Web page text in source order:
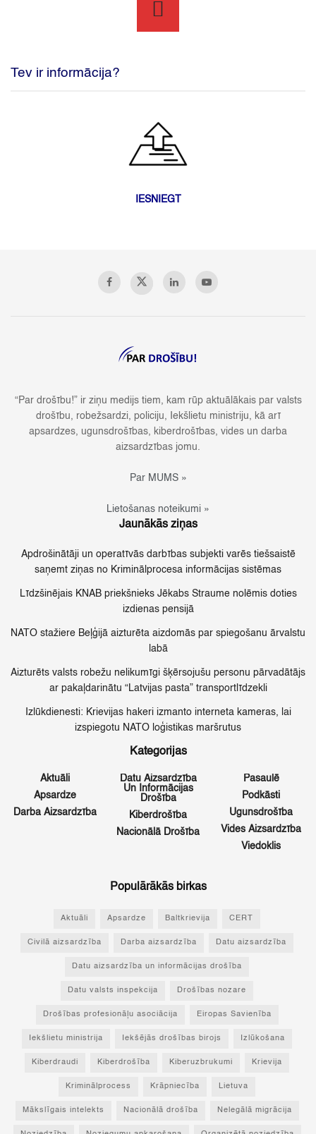
Tev ir informācija?
IESNIEGT
“Par drošību!” ir ziņu medijs tiem, kam rūp aktuālākais par valsts
drošību, robežsardzi, policiju, Iekšlietu ministriju, kā arī
apsardzes, ugunsdrošības, kiberdrošības, vides un darba
aizsardzības jomu.
Par MUMS »
Lietošanas noteikumi »
Jaunākās ziņas
Apdrošinātāji un operatīvās darbības subjekti varēs tiešsaistē
saņemt ziņas no Kriminālprocesa informācijas sistēmas
Līdzšinējais KNAB priekšnieks Jēkabs Straume nolēmis doties
izdienas pensijā
NATO stažiere Beļģijā aizturēta aizdomās par spiegošanu ārvalstu
labā
Aizturēts valsts robežu nelikumīgi šķērsojušu personu pārvadātājs
ar pakaļdarinātu “Latvijas pasta” transportlīdzekli
Izlūkdienesti: Krievijas hakeri izmanto interneta kameras, lai
izspiegotu NATO loģistikas maršrutus
Kategorijas
Aktuāli
Apsardze
Darba Aizsardzība
Datu Aizsardzība
Un Informācijas
Drošība
Kiberdrošība
Nacionālā Drošība
Pasaulē
Podkāsti
Ugunsdrošība
Vides Aizsardzība
Viedoklis
Populārākās birkas
Aktuāli Apsardze Baltkrievija CERT
Civilā aizsardzība Darba aizsardzība Datu aizsardzība
Datu aizsardzība un informācijas drošība
Datu valsts inspekcija Drošības nozare
Drošības profesionāļu asociācija Eiropas Savienība
Iekšlietu ministrija Iekšējās drošības birojs Izlūkošana
Kiberdraudi Kiberdrošība Kiberuzbrukumi Krievija
Kriminālprocess Krāpniecība Lietuva
Mākslīgais intelekts Nacionālā drošība Nelegālā migrācija